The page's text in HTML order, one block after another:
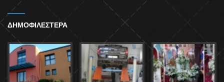
ΔΗΜΟΦΙΛΕΣΤΕΡΑ